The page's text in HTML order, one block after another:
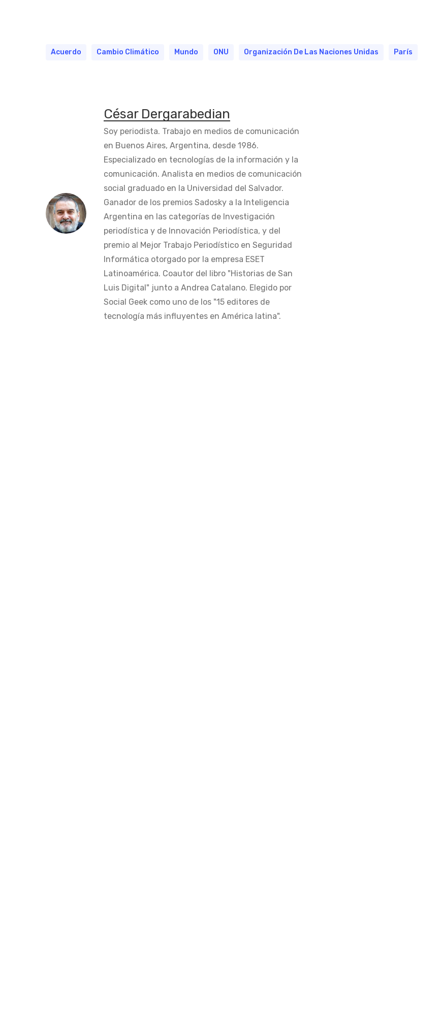
Acuerdo Cambio Climático Mundo ONU Organización De Las Naciones Unidas París
César Dergarabedian
Soy periodista. Trabajo en medios de comunicación
en Buenos Aires, Argentina, desde 1986.
Especializado en tecnologías de la información y la
comunicación. Analista en medios de comunicación
social graduado en la Universidad del Salvador.
Ganador de los premios Sadosky a la Inteligencia
Argentina en las categorías de Investigación
periodística y de Innovación Periodística, y del
premio al Mejor Trabajo Periodístico en Seguridad
Informática otorgado por la empresa ESET
Latinoamérica. Coautor del libro "Historias de San
Luis Digital" junto a Andrea Catalano. Elegido por
Social Geek como uno de los "15 editores de
tecnología más influyentes en América latina".